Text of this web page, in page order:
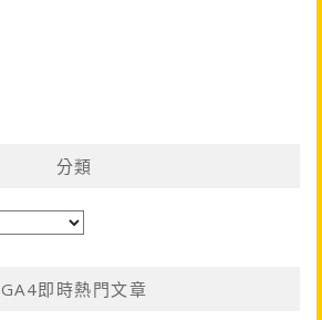
分類
GA4即時熱門文章